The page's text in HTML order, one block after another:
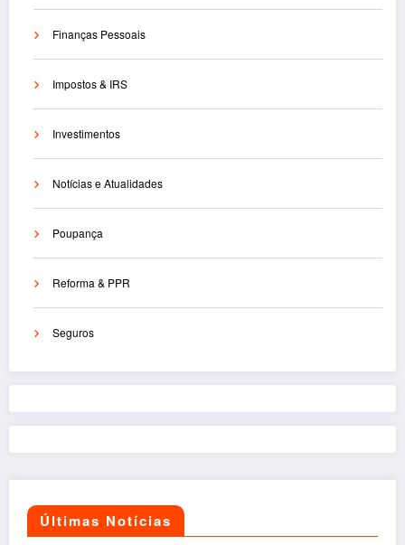
Finanças Pessoais
Impostos & IRS
Investimentos
Notícias e Atualidades
Poupança
Reforma & PPR
Seguros
Últimas Notícias